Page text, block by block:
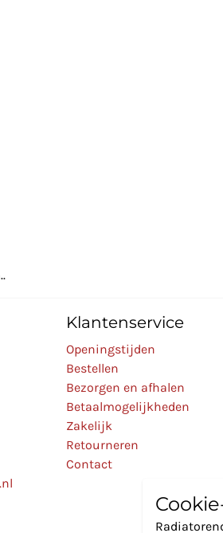
Klantenservice
Openingstijden
Bestellen
Bezorgen en afhalen
Betaalmogelijkheden
Zakelijk
Retourneren
Contact